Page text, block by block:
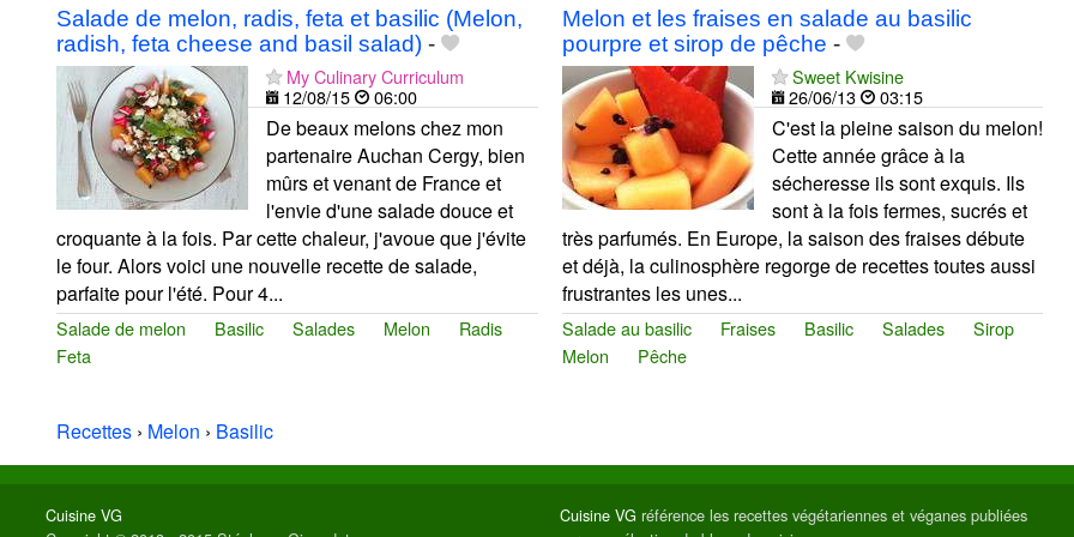
Salade de melon, radis, feta et basilic (Melon,
radish, feta cheese and basil salad) -
My Culinary Curriculum
12/08/15
06:00
De beaux melons chez mon
partenaire Auchan Cergy, bien
mûrs et venant de France et
l'envie d'une salade douce et
croquante à la fois. Par cette chaleur, j'avoue que j'évite
le four. Alors voici une nouvelle recette de salade,
parfaite pour l'été. Pour 4...
Salade de melon Basilic Salades Melon
Radis
Feta
Melon et les fraises en salade au basilic
pourpre et sirop de pêche -
Sweet Kwisine
26/06/13
03:15
C'est la pleine saison du melon!
Cette année grâce à la
sécheresse ils sont exquis. Ils
sont à la fois fermes, sucrés et
très parfumés. En Europe, la saison des fraises débute
et déjà, la culinosphère regorge de recettes toutes aussi
frustrantes les unes...
Salade au basilic Fraises Basilic Salades
Sirop
Melon
Pêche
Recettes › Melon › Basilic
Cuisine VG
Cuisine VG référence les recettes végétariennes et véganes publiées